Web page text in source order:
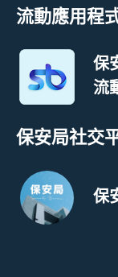
流動應用程
保
流
保安局社交
保